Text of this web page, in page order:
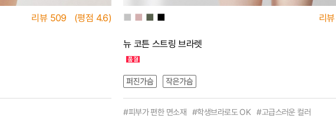
리뷰 509 (평점 4.6) ■ ■ ■ ■ 리뷰
뉴 코튼 스트링 브라렛
#피부가 편한 면소재 #학생브라로도 OK #고급스러운 컬러